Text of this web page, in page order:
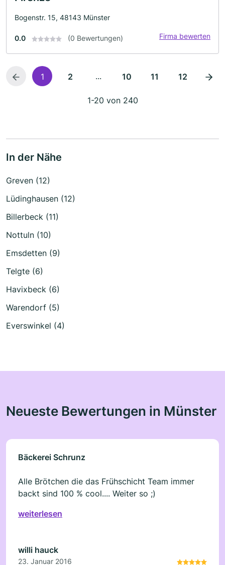
Bogenstr. 15, 48143 Münster
0.0 (0 Bewertungen) Firma bewerten
1 2 ... 10 11 12
1-20 von 240
In der Nähe
Greven (12)
Lüdinghausen (12)
Billerbeck (11)
Nottuln (10)
Emsdetten (9)
Telgte (6)
Havixbeck (6)
Warendorf (5)
Everswinkel (4)
Neueste Bewertungen in Münster
Bäckerei Schrunz
Alle Brötchen die das Frühschicht Team immer
backt sind 100 % cool.... Weiter so ;)
weiterlesen
willi hauck
23. Januar 2016